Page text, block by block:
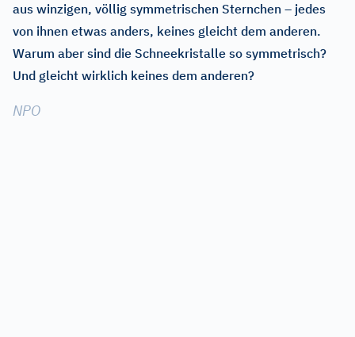
aus winzigen, völlig symmetrischen Sternchen – jedes
von ihnen etwas anders, keines gleicht dem anderen.
Warum aber sind die Schneekristalle so symmetrisch?
Und gleicht wirklich keines dem anderen?
NPO